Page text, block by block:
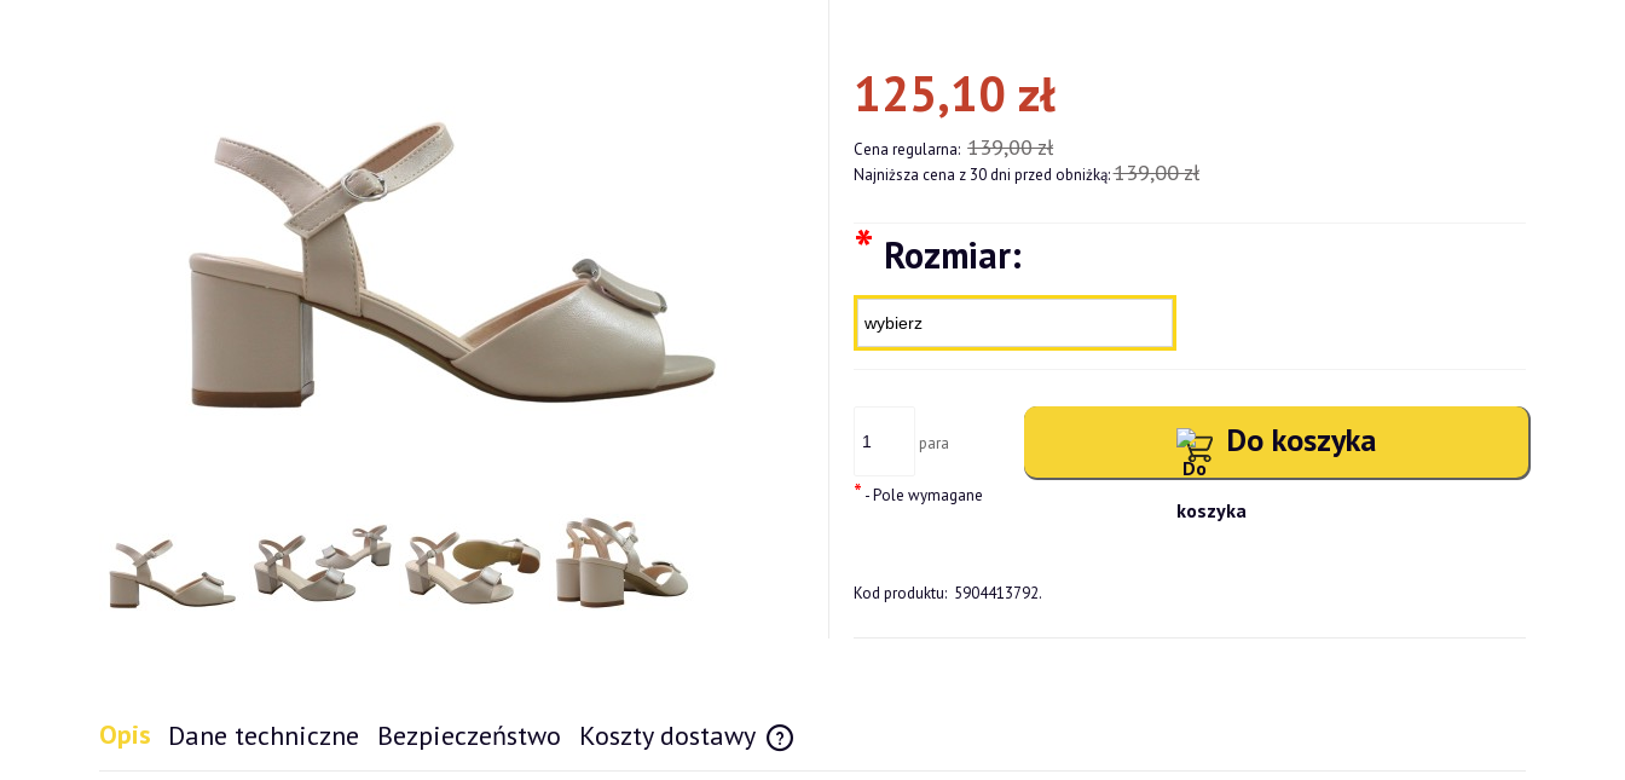
125,10 zł
Cena regularna: 139,00 zł
Najniższa cena z 30 dni przed obniżką:139,00 zł
* Rozmiar:
para Do koszyka
* - Pole wymagane
Kod produktu: 5904413792.
Opis Dane techniczne Bezpieczeństwo Koszty dostawy